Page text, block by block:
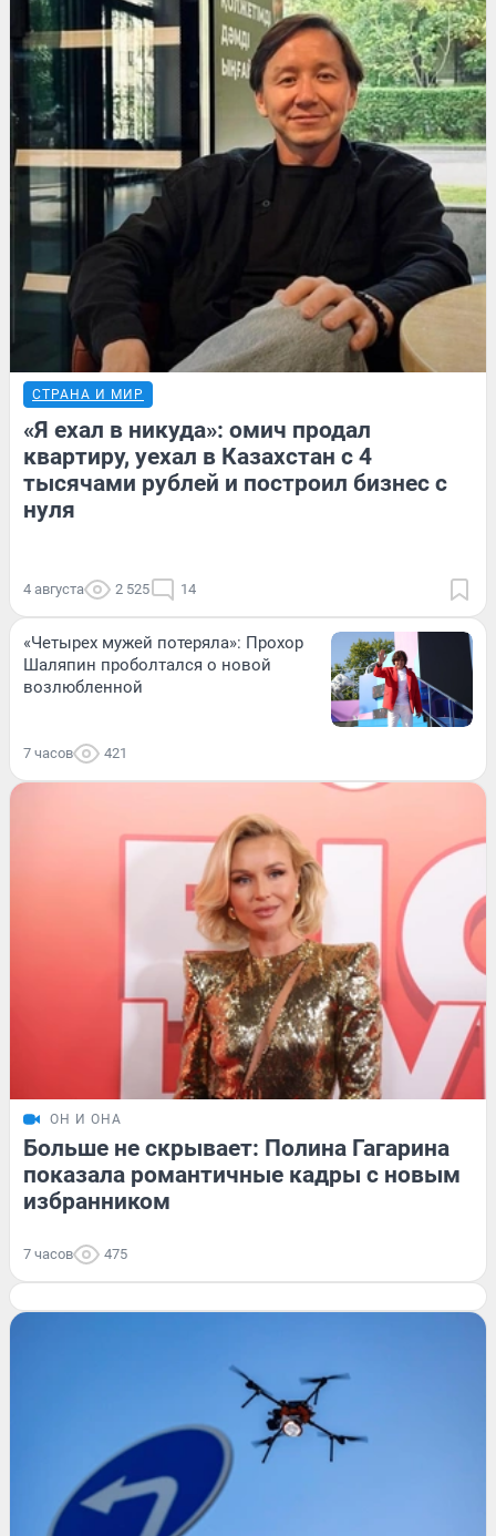
СТРАНА И МИР
«Я ехал в никуда»: омич продал
квартиру, уехал в Казахстан с 4
тысячами рублей и построил бизнес с
нуля
4 августа 2 525 14
«Четырех мужей потеряла»: Прохор
Шаляпин проболтался о новой
возлюбленной
7 часов 421
ОН И ОНА
Больше не скрывает: Полина Гагарина
показала романтичные кадры с новым
избранником
7 часов 475